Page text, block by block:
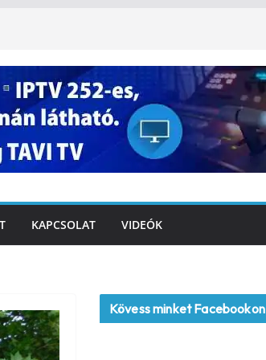
KAPCSOLAT VIDEÓK
Kövess minket Facebookon